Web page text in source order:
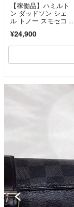
【稼働品】ハミルト
ン ダッドソン シェ
ル トノー スモセコ
¥24,900